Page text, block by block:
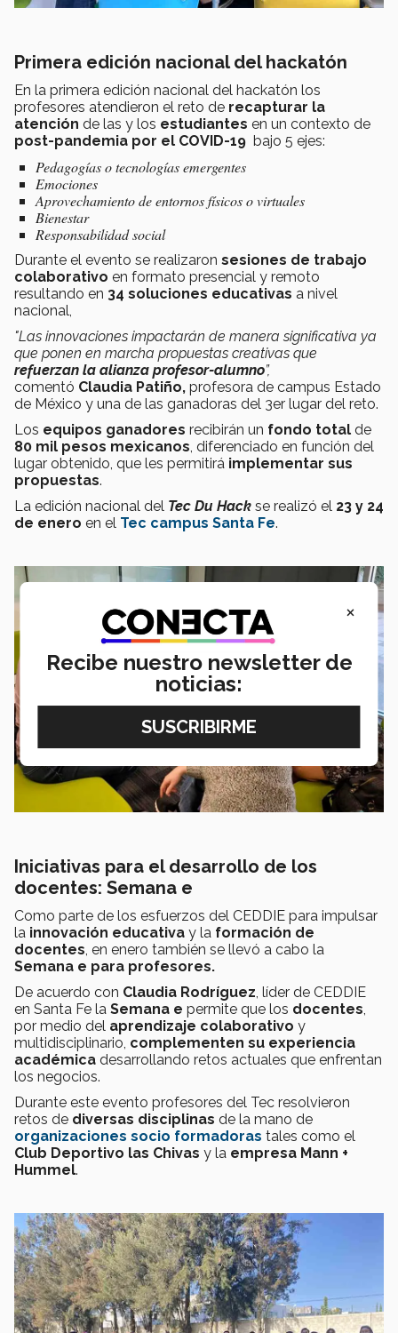
Primera edición nacional del hackatón
En la primera edición nacional del hackatón los
profesores atendieron el reto de recapturar la
atención de las y los estudiantes en un contexto de
post-pandemia por el COVID-19 bajo 5 ejes:
Pedagogías o tecnologías emergentes
Emociones
Aprovechamiento de entornos físicos o virtuales
Bienestar
Responsabilidad social
Durante el evento se realizaron sesiones de trabajo
colaborativo en formato presencial y remoto
resultando en 34 soluciones educativas a nivel
nacional,
"Las innovaciones impactarán de manera significativa ya
que ponen en marcha propuestas creativas que
refuerzan la alianza profesor-alumno”,
comentó Claudia Patiño, profesora de campus Estado
de México y una de las ganadoras del 3er lugar del reto.
Los equipos ganadores recibirán un fondo total de
80 mil pesos mexicanos , diferenciado en función del
lugar obtenido, que les permitirá implementar sus
propuestas.
La edición nacional del Tec Du Hack se realizó el 23 y 24
de enero en el Tec campus Santa Fe.
Iniciativas para el desarrollo de los
docentes: Semana e
Como parte de los esfuerzos del CEDDIE para impulsar
la innovación educativa y la formación de
docentes, en enero también se llevó a cabo la
Semana e para profesores.
De acuerdo con Claudia Rodríguez, líder de CEDDIE
en Santa Fe la Semana e permite que los docentes,
por medio del aprendizaje colaborativo y
multidisciplinario, complementen su experiencia
académica desarrollando retos actuales que enfrentan
los negocios.
Durante este evento profesores del Tec resolvieron
retos de diversas disciplinas de la mano de
organizaciones socio formadoras tales como el
Club Deportivo las Chivas y la empresa Mann +
Hummel.
×
Recibe nuestro newsletter de
noticias: